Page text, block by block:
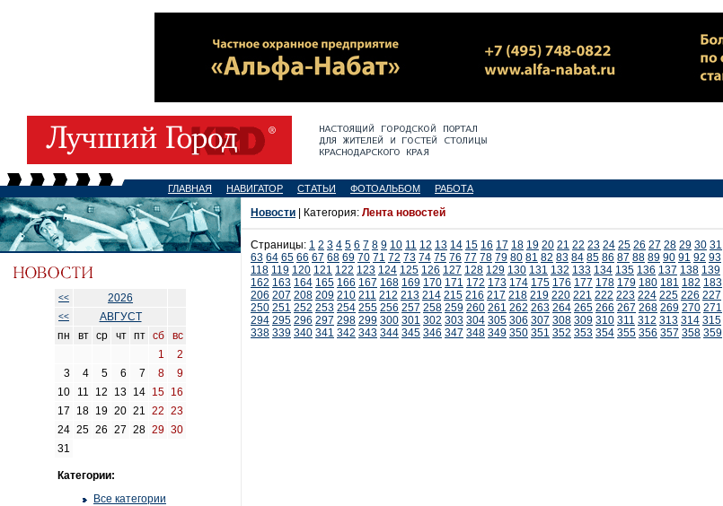
ГЛАВНАЯ НАВИГАТОР СТАТЬИ ФОТОАЛЬБОМ РАБОТА
<< 2026
<<
АВГУСТ
пн
вт ср чт пт сб
вс
1
2
3
4 5 6 7 8
9
10
11 12 13 14 15 16
17
18 19 20 21 22 23
24 25 26 27 28 29 30
31
Категории:
Все категории
Новости | Категория: Лента новостей
Страницы: 1 2 3 4 5 6 7 8 9 10 11 12 13 14 15 16 17 18 19 20 21 22 23 24 25 26 27 28 29 30 31
63 64 65 66 67 68 69 70 71 72 73 74 75 76 77 78 79 80 81 82 83 84 85 86 87 88 89 90 91 92 93
118 119 120 121 122 123 124 125 126 127 128 129 130 131 132 133 134 135 136 137 138 139
162 163 164 165 166 167 168 169 170 171 172 173 174 175 176 177 178 179 180 181 182 183
206 207 208 209 210 211 212 213 214 215 216 217 218 219 220 221 222 223 224 225 226 227
250 251 252 253 254 255 256 257 258 259 260 261 262 263 264 265 266 267 268 269 270 271
294 295 296 297 298 299 300 301 302 303 304 305 306 307 308 309 310 311 312 313 314 315
338 339 340 341 342 343 344 345 346 347 348 349 350 351 352 353 354 355 356 357 358 359